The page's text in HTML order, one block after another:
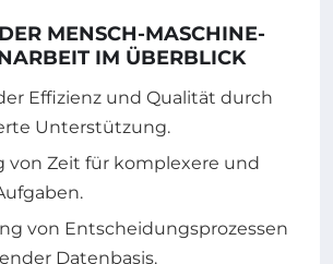
MENSCH-MASCHINE-
IM ÜBERBLICK
Effizienz und Qualität durch
Unterstützung.
von Zeit für komplexere und
von Entscheidungsprozessen
Datenbasis.